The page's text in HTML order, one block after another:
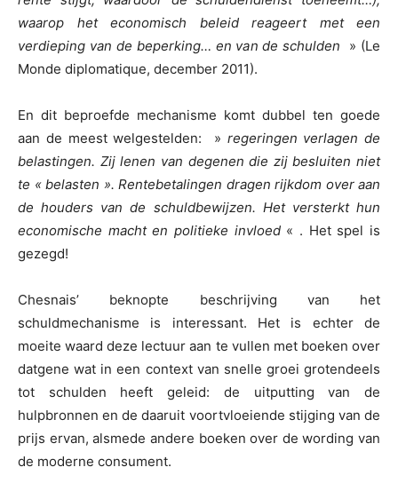
waarop het economisch beleid reageert met een
verdieping van de beperking… en van de schulden » (Le
Monde diplomatique, december 2011).
En dit beproefde mechanisme komt dubbel ten goede
aan de meest welgestelden: » regeringen verlagen de
belastingen. Zij lenen van degenen die zij besluiten niet
te « belasten ». Rentebetalingen dragen rijkdom over aan
de houders van de schuldbewijzen. Het versterkt hun
economische macht en politieke invloed« . Het spel is
gezegd!
Chesnais’ beknopte beschrijving van het
schuldmechanisme is interessant. Het is echter de
moeite waard deze lectuur aan te vullen met boeken over
datgene wat in een context van snelle groei grotendeels
tot schulden heeft geleid: de uitputting van de
hulpbronnen en de daaruit voortvloeiende stijging van de
prijs ervan, alsmede andere boeken over de wording van
de moderne consument.